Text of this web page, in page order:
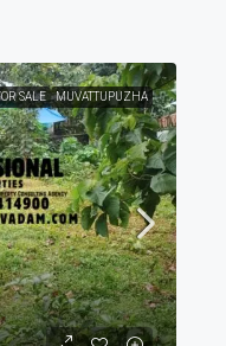
SALE MUVATTUPUZHA